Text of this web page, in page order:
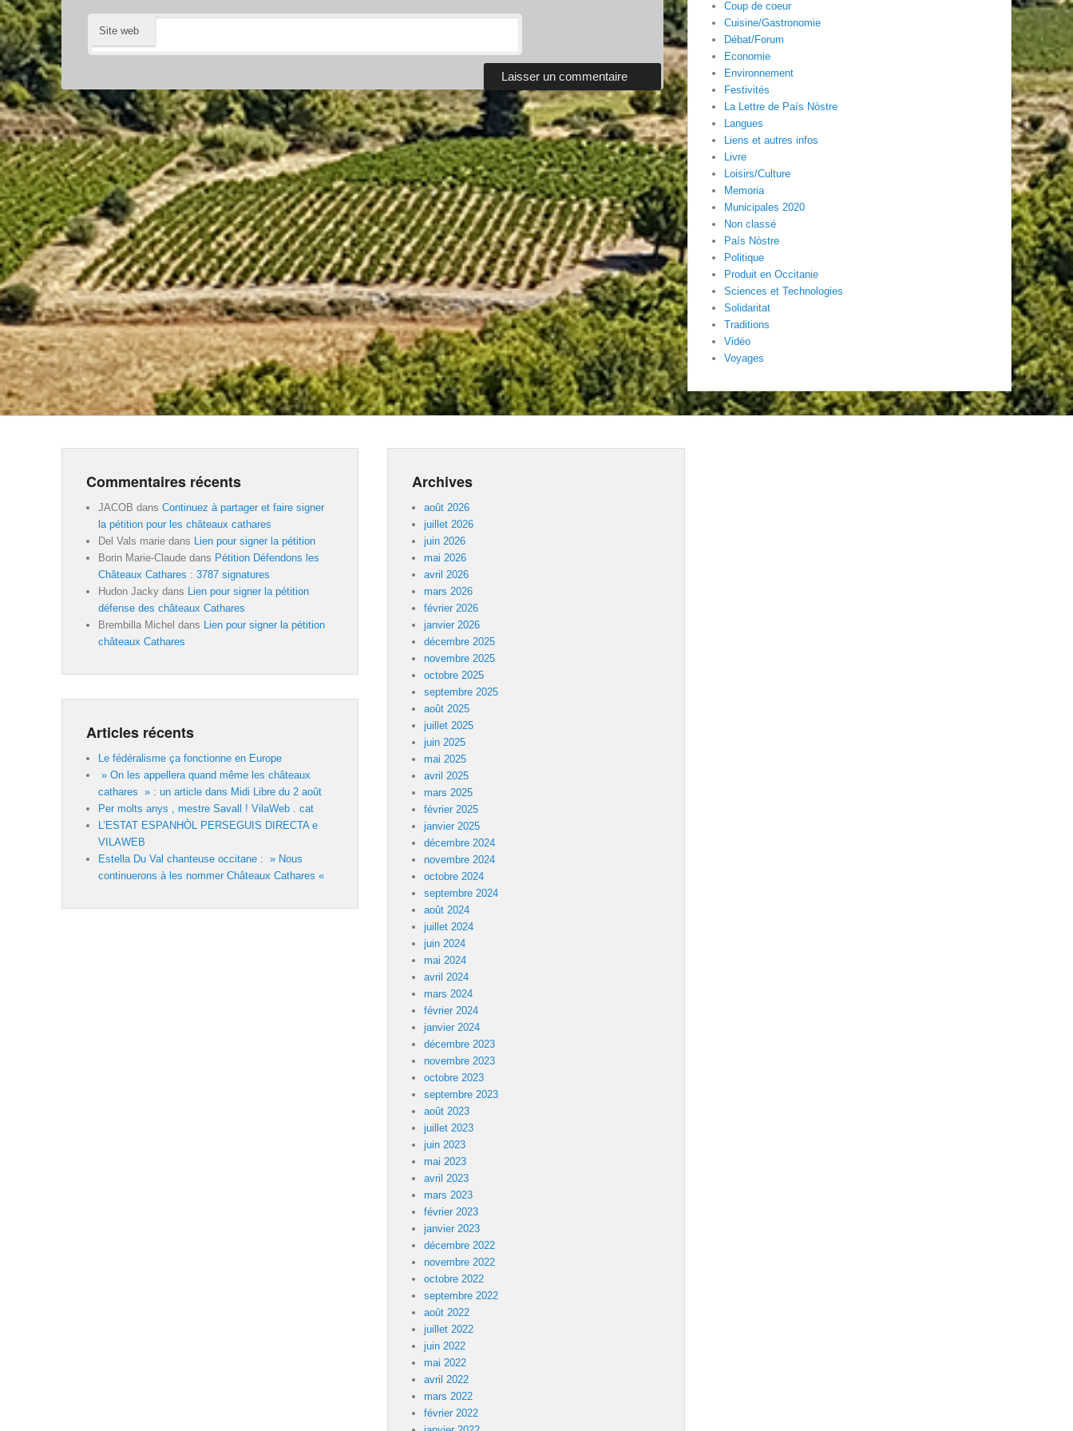
Site web
Coup de coeur
Cuisine/Gastronomie
Débat/Forum
Economie
Environnement
Festivités
La Lettre de País Nòstre
Langues
Liens et autres infos
Livre
Loisirs/Culture
Memoria
Municipales 2020
Non classé
País Nòstre
Politique
Produit en Occitanie
Sciences et Technologies
Solidaritat
Traditions
Vidéo
Voyages
Commentaires récents
JACOB dans Continuez à partager et faire signer
la pétition pour les châteaux cathares
Del Vals marie dans
Lien pour signer la pétition
Borin Marie-Claude dans Pétition Défendons les
Châteaux Cathares : 3787 signatures
Hudon Jacky dans
Lien pour signer la pétition
défense des châteaux Cathares
Brembilla Michel dans
Lien pour signer la pétition
châteaux Cathares
Articles récents
Le fédéralisme ça fonctionne en Europe
» On les appellera quand même les châteaux
cathares » : un article dans Midi Libre du 2 août
Per molts anys , mestre Savall ! VilaWeb . cat
L’ESTAT ESPANHÒL PERSEGUIS DIRECTA e
VILAWEB
Estella Du Val chanteuse occitane : » Nous
continuerons à les nommer Châteaux Cathares «
Archives
août 2026
juillet 2026
juin 2026
mai 2026
avril 2026
mars 2026
février 2026
janvier 2026
décembre 2025
novembre 2025
octobre 2025
septembre 2025
août 2025
juillet 2025
juin 2025
mai 2025
avril 2025
mars 2025
février 2025
janvier 2025
décembre 2024
novembre 2024
octobre 2024
septembre 2024
août 2024
juillet 2024
juin 2024
mai 2024
avril 2024
mars 2024
février 2024
janvier 2024
décembre 2023
novembre 2023
octobre 2023
septembre 2023
août 2023
juillet 2023
juin 2023
mai 2023
avril 2023
mars 2023
février 2023
janvier 2023
décembre 2022
novembre 2022
octobre 2022
septembre 2022
août 2022
juillet 2022
juin 2022
mai 2022
avril 2022
mars 2022
février 2022